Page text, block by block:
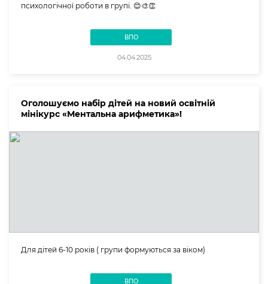
психологічної роботи в групі. 😊🎨👏
ВПО
04.04.2025
Оголошуємо набір дітей на новий освітній
мінікурс «Ментальна арифметика»!
Для дітей 6-10 років ( групи формуються за віком)
ВПО